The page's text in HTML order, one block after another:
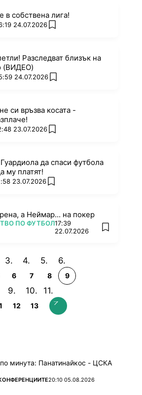
в собствена лига!
24.07.2026 add favorites
Разследват близък на
(ВИДЕО)
24.07.2026 add favorites
си връзва косата -
23.07.2026 add favorites
да спаси футбола
му платят!
23.07.2026 add favorites
а Неймар... на покер
ПО ФУТБОЛ17:39
22.07.2026
add
6 7 8 9
12 13
минута: Панатинайкос - ЦСКА
20:10 05.08.2026